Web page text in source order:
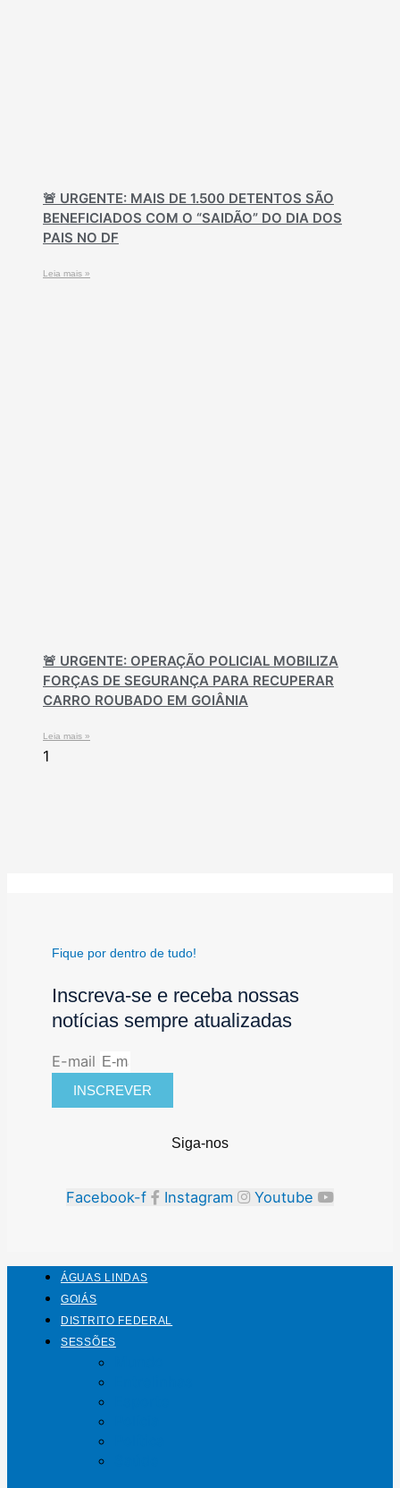
🚨 URGENTE: MAIS DE 1.500 DETENTOS SÃO
BENEFICIADOS COM O “SAIDÃO” DO DIA DOS
PAIS NO DF
Leia mais »
🚨 URGENTE: OPERAÇÃO POLICIAL MOBILIZA
FORÇAS DE SEGURANÇA PARA RECUPERAR
CARRO ROUBADO EM GOIÂNIA
Leia mais »
Fique por dentro de tudo!
Inscreva-se e receba nossas
notícias sempre atualizadas
E-mail
INSCREVER
Siga-nos
Facebook-f Instagram Youtube
ÁGUAS LINDAS
GOIÁS
DISTRITO FEDERAL
SESSÕES